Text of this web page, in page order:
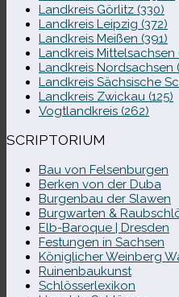
Landkreis Görlitz (330)
Landkreis Leipzig (372)
Landkreis Meißen (391)
Landkreis Mittelsachsen
Landkreis Nordsachsen
Landkreis Sächsische
Landkreis Zwickau (125)
Vogtlandkreis (262)
SCRIPTORIUM
Bau von Felsenburgen
Berken von der Duba
Burgenbau der Slawen
Burgwarten &
Elb-​Baroque | Dresden
Festungen in Sachsen
Königlicher Weinberg
Ruinenbaukunst
Schlösserlexikon